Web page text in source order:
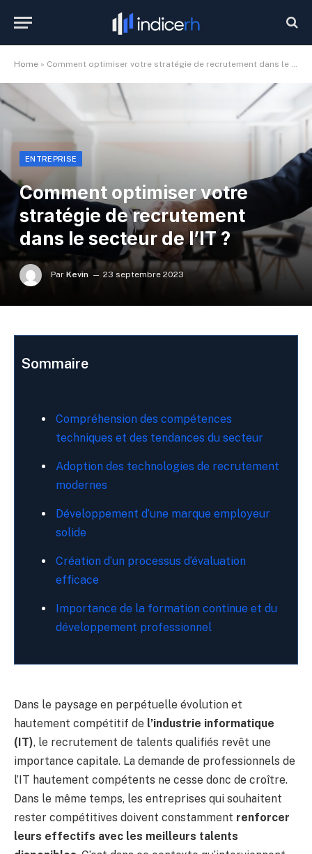
Home » Comment optimiser votre stratégie de recrutement dans le secteur de l’IT ?
ENTREPRISE
Comment optimiser votre
stratégie de recrutement
dans le secteur de l’IT ?
Par Kevin 23 septembre 2023
Sommaire
Compréhension des compétences
techniques et des tendances du secteur
Adoption des technologies de recrutement
modernes
Développement d’une marque employeur
solide
Création d’un processus d’évaluation
efficace
Importance de la formation continue et du
développement professionnel
Dans le paysage en perpétuelle évolution et
hautement compétitif de l’industrie informatique
(IT), le recrutement de talents qualifiés revêt une
importance capitale. La demande de professionnels de
l’IT hautement compétents ne cesse donc de croître.
Dans le même temps, les entreprises qui souhaitent
rester compétitives doivent constamment renforcer
leurs effectifs avec les meilleurs talents